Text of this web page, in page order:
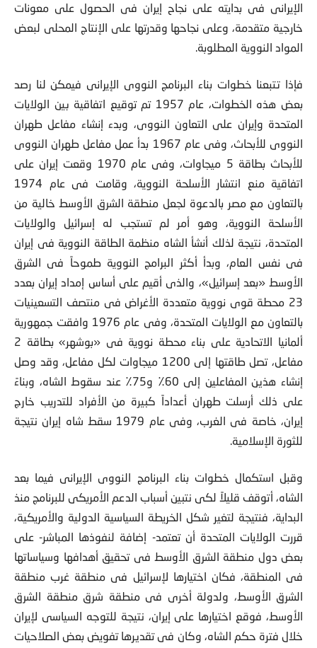
الإيرانى فى بدايته على نجاح إيران فى الحصول على معونات
خارجية متقدمة، وعلى نجاحها وقدرتها على الإنتاج المحلى لبعض
المواد النووية المطلوبة.
فإذا تتبعنا خطوات بناء البرنامج النووى الإيرانى فيمكن لنا رصد
بعض هذه الخطوات، عام 1957 تم توقيع اتفاقية بين الولايات
المتحدة وإيران على التعاون النووى، وبدء إنشاء مفاعل طهران
النووى للأبحاث، وفى عام 1967 بدأ عمل مفاعل طهران النووى
للأبحاث بطاقة 5 ميجاوات، وفى عام 1970 وقعت إيران على
اتفاقية منع انتشار الأسلحة النووية، وقامت فى عام 1974
بالتعاون مع مصر بالدعوة لجعل منطقة الشرق الأوسط خالية من
الأسلحة النووية، وهو أمر لم تستجب له إسرائيل والولايات
المتحدة، نتيجة لذلك أنشأ الشاه منظمة الطاقة النووية فى إيران
فى نفس العام، وبدأ أكثر البرامج النووية طموحاً فى الشرق
الأوسط «بعد إسرائيل»، والذى أقيم على أساس إمداد إيران بعدد
23 محطة قوى نووية متعددة الأغراض فى منتصف التسعينيات
بالتعاون مع الولايات المتحدة، وفى عام 1976 وافقت جمهورية
ألمانيا الاتحادية على بناء محطة نووية فى «بوشهر» بطاقة 2
مفاعل، تصل طاقتها إلى 1200 ميجاوات لكل مفاعل، وقد وصل
إنشاء هذين المفاعلين إلى 60٪ و75٪ عند سقوط الشاه، وبناءً
على ذلك أرسلت طهران أعداداً كبيرة من الأفراد للتدريب خارج
إيران، خاصة فى الغرب، وفى عام 1979 سقط شاه إيران نتيجة
للثورة الإسلامية.
وقبل استكمال خطوات بناء البرنامج النووى الإيرانى فيما بعد
الشاه، أتوقف قليلاً لكى نتبين أسباب الدعم الأمريكى للبرنامج منذ
البداية، فنتيجة لتغير شكل الخريطة السياسية الدولية والأمريكية،
قررت الولايات المتحدة أن تعتمد- إضافة لنفوذها المباشر- على
بعض دول منطقة الشرق الأوسط فى تحقيق أهدافها وسياساتها
فى المنطقة، فكان اختيارها لإسرائيل فى منطقة غرب منطقة
الشرق الأوسط، ولدولة أخرى فى منطقة شرق منطقة الشرق
الأوسط، فوقع اختيارها على إيران، نتيجة للتوجه السياسى لإيران
خلال فترة حكم الشاه، وكان فى تقديرها تفويض بعض الصلاحيات